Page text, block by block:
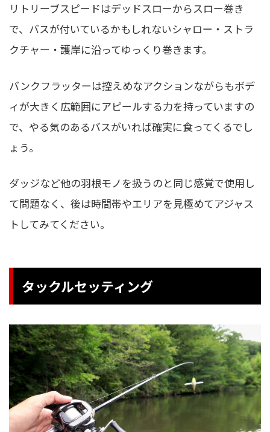
リトリーブスピードはデッドスローからスロー巻き
で、バスが付いているかもしれないシャロー・ストラ
クチャー・護岸に沿ってゆっくり巻きます。
バンクフラッターは控えめなアクションながらもボデ
ィが大きく広範囲にアピールする力を持っていますの
で、やる気のあるバスがいれば確実に食ってくるでし
ょう。
ダッジなど他の羽根モノを扱うのと同じ感覚で使用し
て問題なく、後は時間帯やエリアを見極めてアジャス
トしてみてください。
タックルセッティング